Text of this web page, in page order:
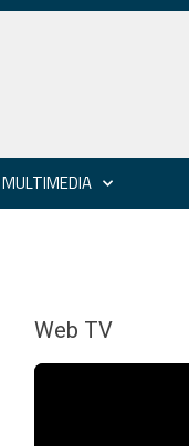
MULTIMEDIA
Web TV